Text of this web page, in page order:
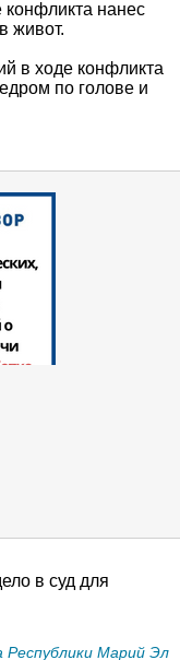
нанес
живот.
в ходе конфликта
по голове и
в суд для
Республики Марий Эл